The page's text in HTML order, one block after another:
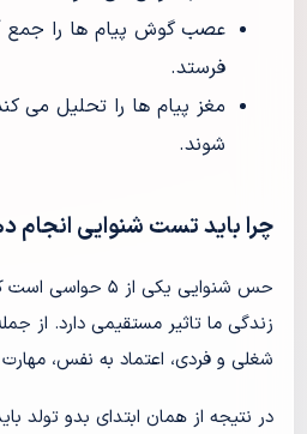
عصب گوش پیام ها را جمع
فرستد.
مغز پیام ها را تحلیل می
شوند.
چرا باید تست شنوایی انجام
حس شنوایی یکی از
زندگی ما تاثیر مستقیمی دارد. از
شغلی و فردی، اعتماد به نفس،
در نتیجه از همان ابتدای بدو تولد